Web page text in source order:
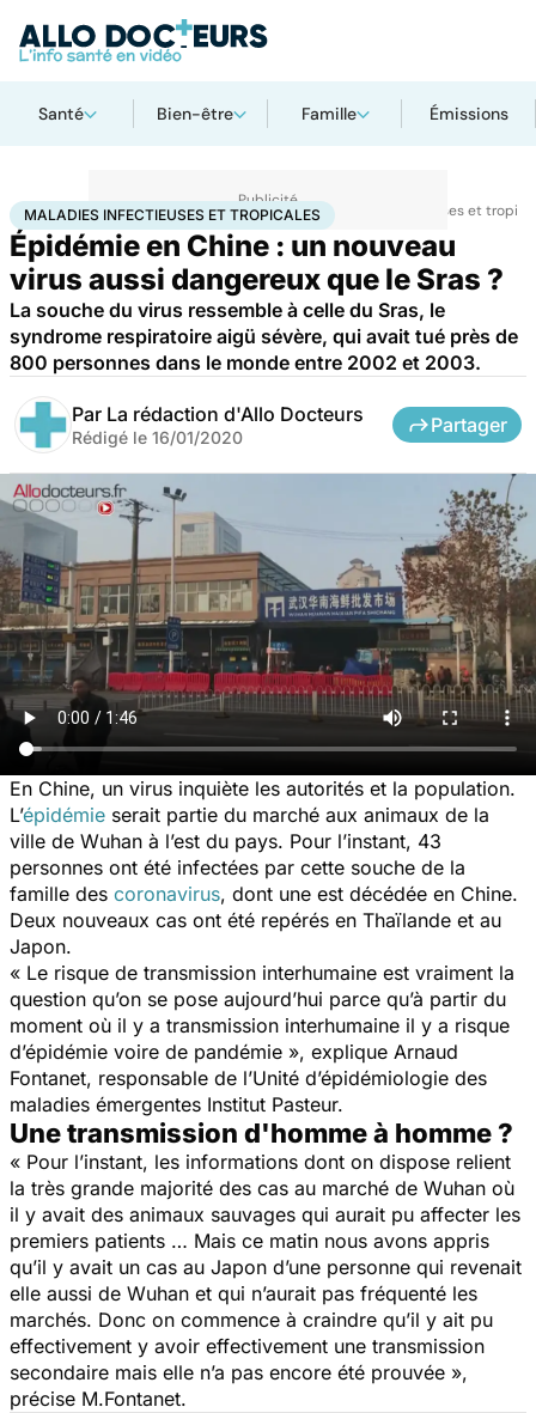
Santé Bien-être Famille Émissions
AccueilSantéMaladiesMaladies infectieusesMaladies infectieuses et
MALADIES INFECTIEUSES ET TROPICALES
Épidémie en Chine : un nouveau
virus aussi dangereux que le Sras ?
La souche du virus ressemble à celle du Sras, le
syndrome respiratoire aigü sévère, qui avait tué près de
800 personnes dans le monde entre 2002 et 2003.
Par La rédaction d'Allo Docteurs
Rédigé le 16/01/2020
Partager
En Chine, un virus inquiète les autorités et la population.
L’épidémie serait partie du marché aux animaux de la
ville de Wuhan à l’est du pays. Pour l’instant, 43
personnes ont été infectées par cette souche de la
famille des coronavirus, dont une est décédée en Chine.
Deux nouveaux cas ont été repérés en Thaïlande et au
Japon.
« Le risque de transmission interhumaine est vraiment la
question qu’on se pose aujourd’hui parce qu’à partir du
moment où il y a transmission interhumaine il y a risque
d’épidémie voire de pandémie », explique Arnaud
Fontanet, responsable de l’Unité d’épidémiologie des
maladies émergentes Institut Pasteur.
Une transmission d'homme à homme ?
« Pour l’instant, les informations dont on dispose relient
la très grande majorité des cas au marché de Wuhan où
il y avait des animaux sauvages qui aurait pu affecter les
premiers patients … Mais ce matin nous avons appris
qu’il y avait un cas au Japon d’une personne qui revenait
elle aussi de Wuhan et qui n’aurait pas fréquenté les
marchés. Donc on commence à craindre qu’il y ait pu
effectivement y avoir effectivement une transmission
secondaire mais elle n’a pas encore été prouvée »,
précise M.Fontanet.